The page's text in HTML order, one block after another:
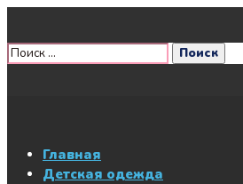
Главная
Детская одежда